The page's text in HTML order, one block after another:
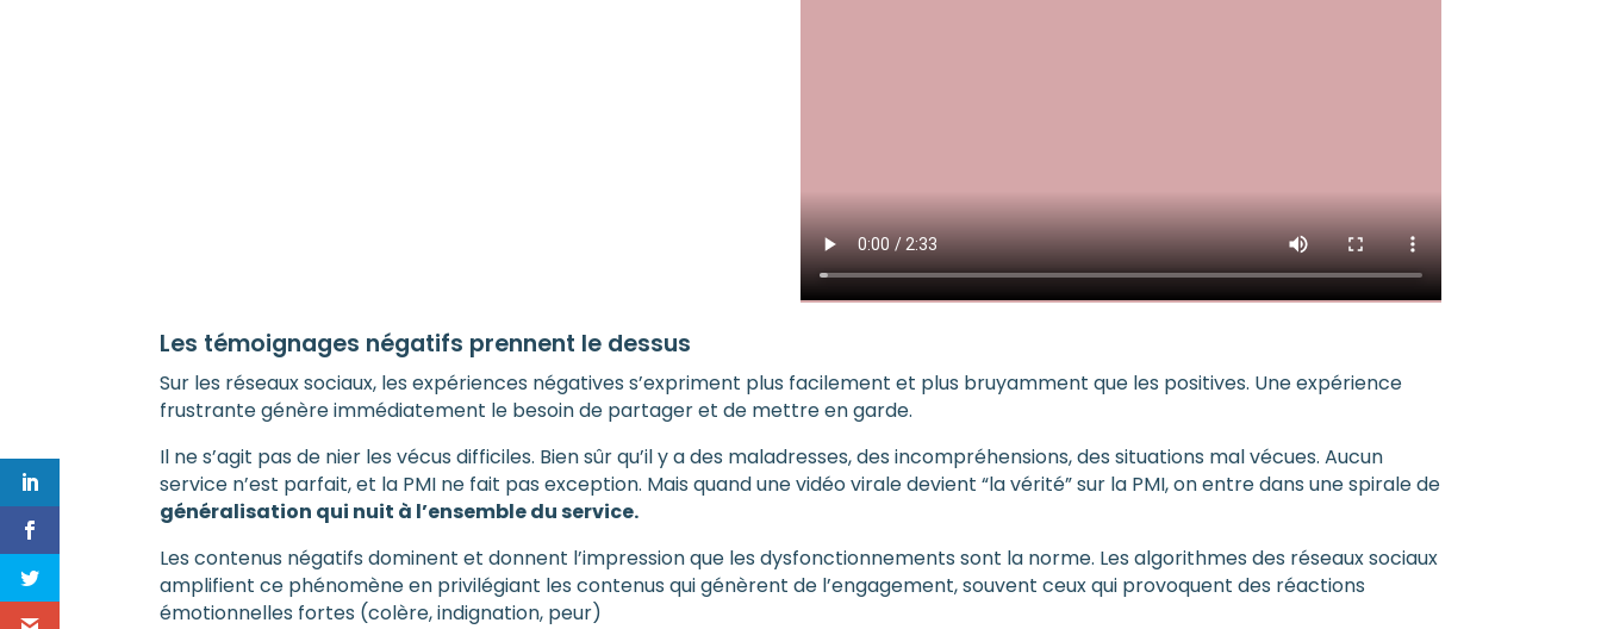
Les témoignages négatifs prennent le dessus
Sur les réseaux sociaux, les expériences négatives s’expriment plus facilement et plus bruyamment que les positives. Une expérience
frustrante génère immédiatement le besoin de partager et de mettre en garde.
Il ne s’agit pas de nier les vécus difficiles. Bien sûr qu’il y a des maladresses, des incompréhensions, des situations mal vécues. Aucun
service n’est parfait, et la PMI ne fait pas exception. Mais quand une vidéo virale devient “la vérité” sur la PMI, on entre dans une spirale de
généralisation qui nuit à l’ensemble du service.
Les contenus négatifs dominent et donnent l’impression que les dysfonctionnements sont la norme. Les algorithmes des réseaux sociaux
amplifient ce phénomène en privilégiant les contenus qui génèrent de l’engagement, souvent ceux qui provoquent des réactions
émotionnelles fortes (colère, indignation, peur)